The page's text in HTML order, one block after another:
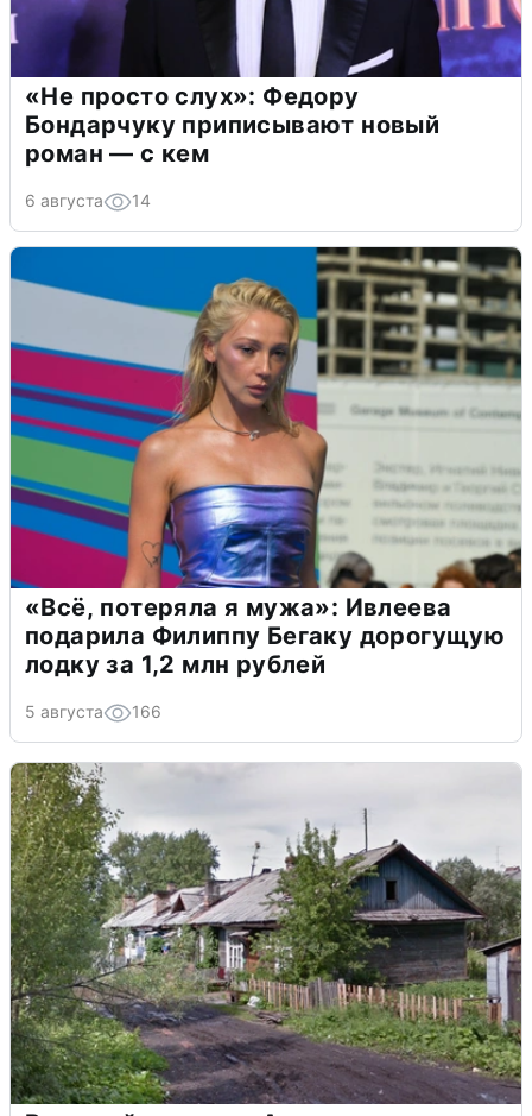
«Не просто слух»: Федору
Бондарчуку приписывают новый
роман — с кем
6 августа 14
«Всё, потеряла я мужа»: Ивлеева
подарила Филиппу Бегаку дорогущую
лодку за 1,2 млн рублей
5 августа 166